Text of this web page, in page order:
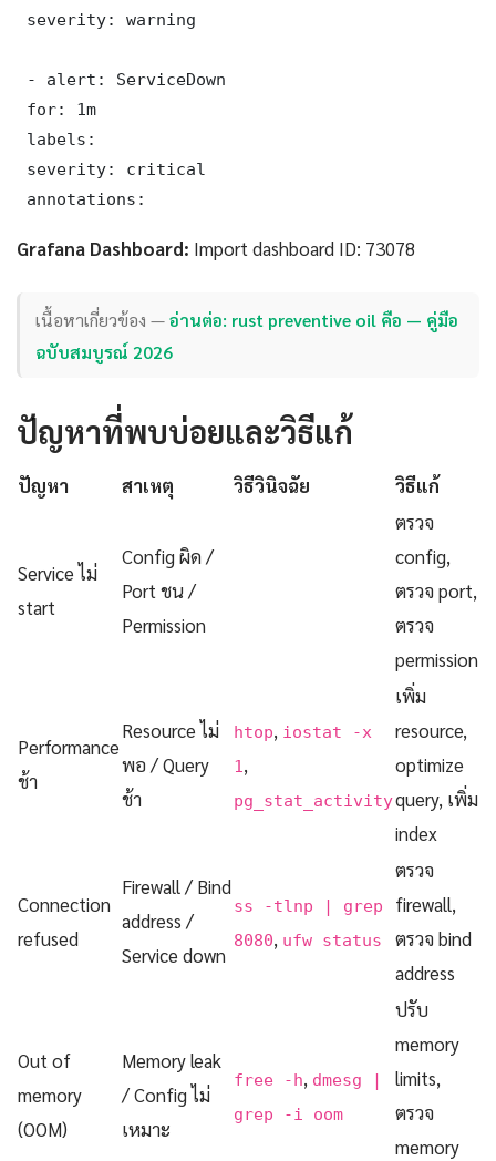
severity: warning
- alert: ServiceDown
for: 1m
labels:
severity: critical
annotations:
Grafana Dashboard: Import dashboard ID: 73078
เนื้อหาเกี่ยวข้อง —อ่านต่อ: rust preventive oil คือ — คู่มือ
ฉบับสมบูรณ์ 2026
ปัญหาที่พบบ่อยและวิธีแก้
ปัญหา สาเหตุ วิธีวินิจฉัย วิธีแก้
Service ไม่
start
Config ผิด /
Port ชน /
Permission
ตรวจ
config,
ตรวจ port,
ตรวจ
permission
Performance
ช้า
Resource ไม่
พอ / Query
ช้า
htop, iostat -x
1 ,
pg_stat_activity
เพิ่ม
resource,
optimize
query, เพิ่ม
index
Connection
refused
Firewall / Bind
address /
Service down
ss -tlnp | grep
8080, ufw status
ตรวจ
firewall,
ตรวจ bind
address
Out of
memory
(OOM)
Memory leak
/ Config ไม่
เหมาะ
free -h, dmesg |
grep -i oom
ปรับ
memory
limits,
ตรวจ
memory